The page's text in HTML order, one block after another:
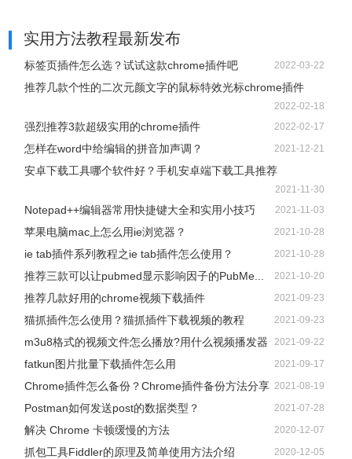
实用方法教程最新发布
标签页插件怎么选？试试这款chrome插件吧 2022-03-22
推荐几款个性的二次元颜文字的鼠标特效光标chrome插件
2022-02-18
强烈推荐3款超级实用的chrome插件 2022-02-17
怎样在word中给编辑的拼音加声调？ 2021-12-21
安卓下载工具哪个软件好？手机安卓端下载工具推荐
2021-11-30
Notepad++编辑器常用快捷键大全和实用小技巧 2021-11-03
苹果电脑mac上怎么用ie浏览器？ 2021-10-28
ie tab插件系列教程之ie tab插件怎么使用？ 2021-10-28
推荐三款可以让pubmed显示影响因子的PubMe... 2021-10-20
推荐几款好用的chrome视频下载插件 2021-09-23
猫抓插件怎么使用？猫抓插件下载视频的教程 2021-09-23
m3u8格式的视频文件怎么播放?用什么视频播发器 2021-09-22
fatkun图片批量下载插件怎么用 2021-09-17
Chrome插件怎么备份？Chrome插件备份方法分享 2021-08-19
Postman如何发送post的数据类型？ 2021-07-28
解决 Chrome 卡顿缓慢的方法 2020-12-07
抓包工具Fiddler的原理及简单使用方法介绍 2020-12-05